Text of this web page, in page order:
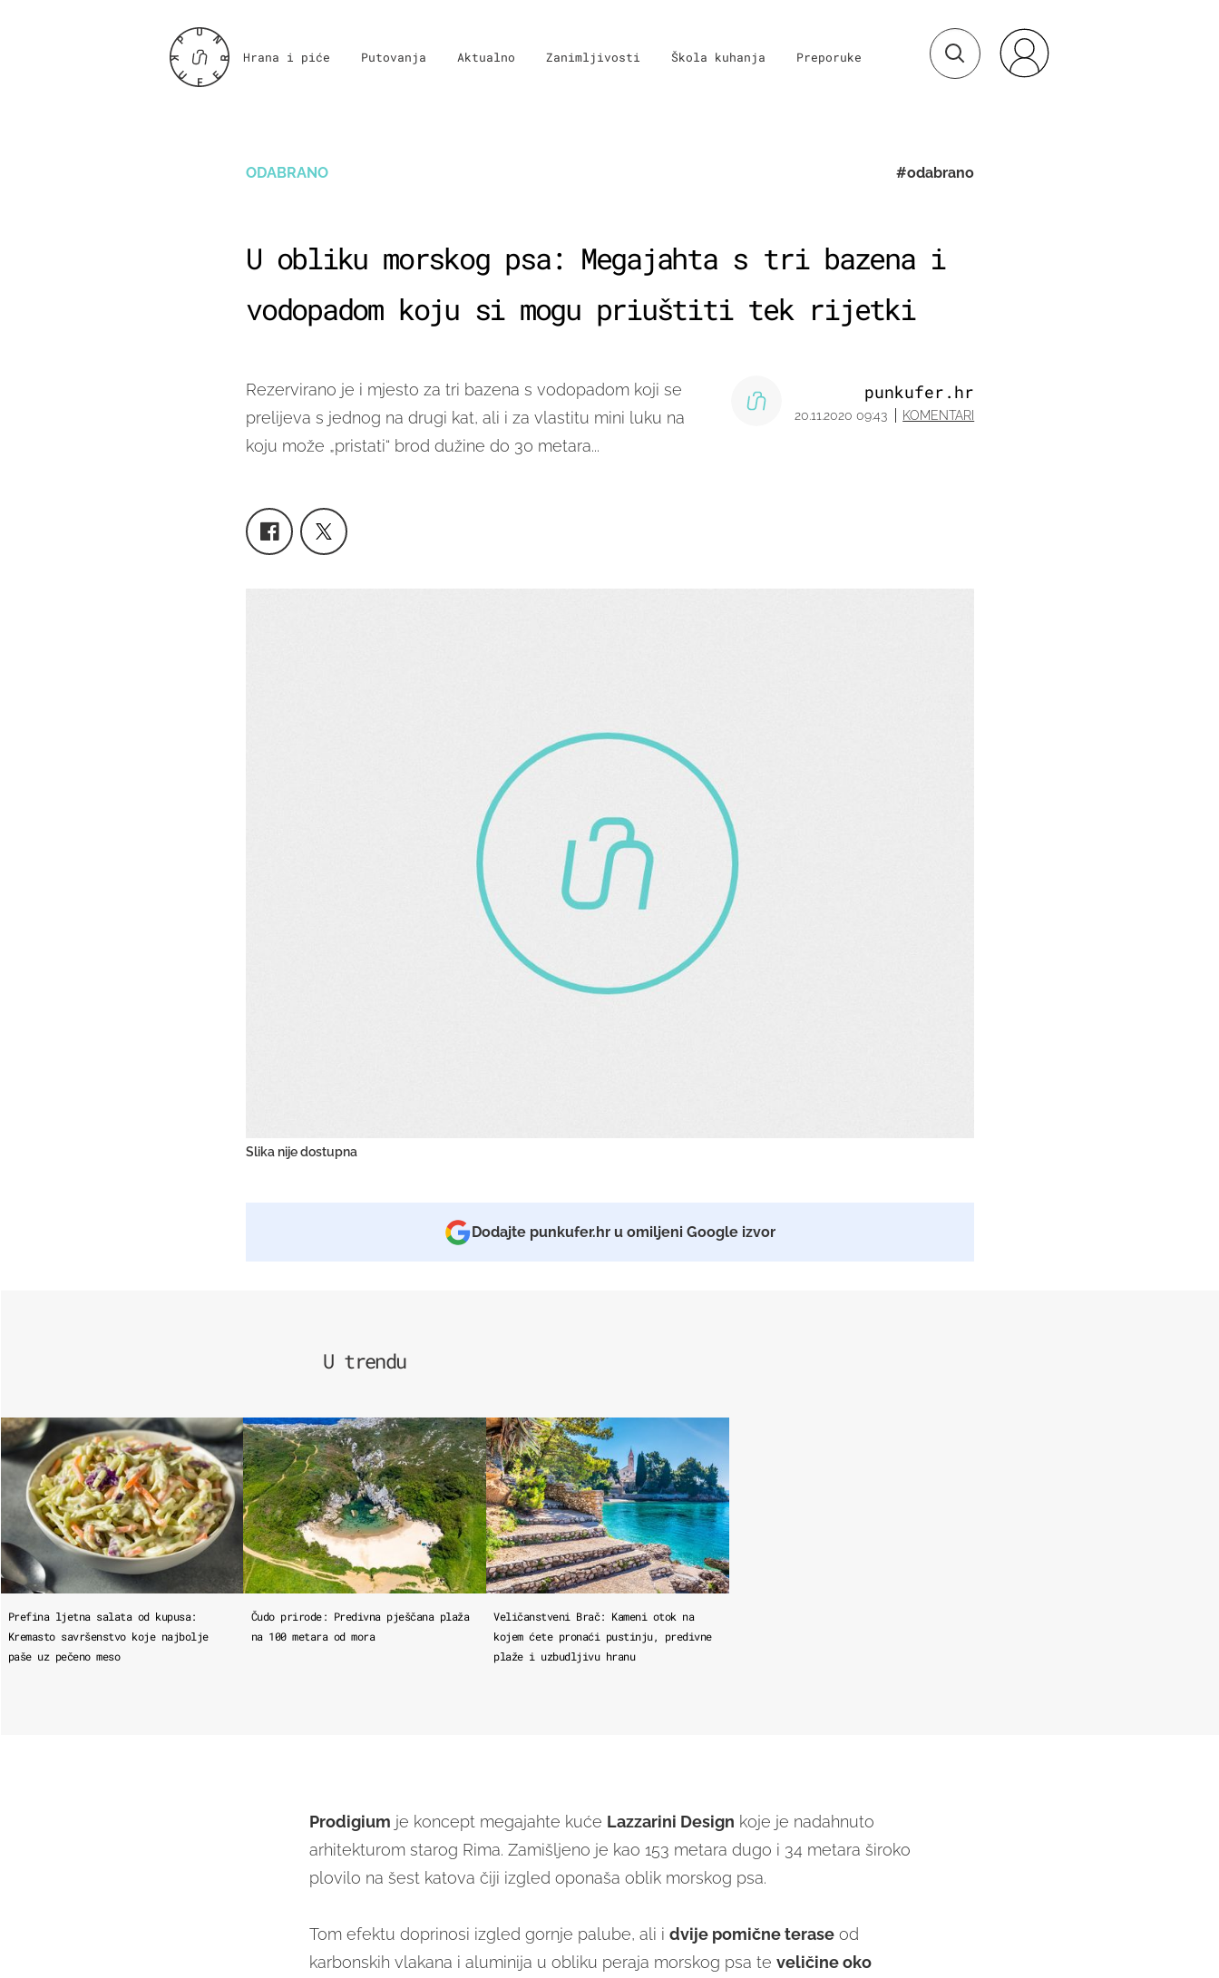
Hrana i piće Putovanja Aktualno Zanimljivosti Škola kuhanja Preporuke
ODABRANO #odabrano
U obliku morskog psa: Megajahta s tri bazena i
vodopadom koju si mogu priuštiti tek rijetki
Rezervirano je i mjesto za tri bazena s vodopadom koji se
prelijeva s jednog na drugi kat, ali i za vlastitu mini luku na
koju može „pristati“ brod dužine do 30 metara...
punkufer.hr
20.11.2020 09:43 KOMENTARI
Slika nije dostupna
Dodajte punkufer.hr u omiljeni Google izvor
U trendu
Prefina ljetna salata od kupusa:
Kremasto savršenstvo koje najbolje
paše uz pečeno meso
Čudo prirode: Predivna pješčana plaža
na 100 metara od mora
Veličanstveni Brač: Kameni otok na
kojem ćete pronaći pustinju, predivne
plaže i uzbudljivu hranu
Prodigium je koncept megajahte kuće Lazzarini Design koje je nadahnuto
arhitekturom starog Rima. Zamišljeno je kao 153 metara dugo i 34 metara široko
plovilo na šest katova čiji izgled oponaša oblik morskog psa.
Tom efektu doprinosi izgled gornje palube, ali i dvije pomične teraseod
karbonskih vlakana i aluminija u obliku peraja morskog psa te veličine oko